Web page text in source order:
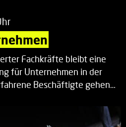
Fachkräfte bleibt eine
für Unternehmen in der
Beschäftigte gehen…